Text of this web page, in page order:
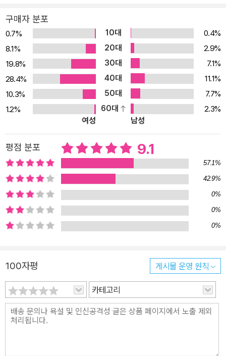
가, 힘겨운 내 삶에 누가 관심이나 있을까. 서로의 말을 들어주지 않고
내 말만 쏟아내는 요즘, SNS ‘좋아요’ 클릭 속에 사람과 사람 사이의
깊은 소통이 오가기란 불가능에 가깝다. 그런데도 사람들은 쉽게 편
을 가르고, 오해의 골은 깊어진다. 시를 읽는다는 것은 매우 개인적인
행위이나, 시를 함께 읽고 서로의 목소리를 들어주고 그 사이의 침묵
까지 귀를 기울일 때 나의 삶은, 당신의 삶은, 마침내 우리의 삶은 조
금 더 나아지지 않을까. 그것이 이 시대에 우리가 살아가는 태도이자
방식이었으면 싶다. 저자는 나아가 시를 잊지 않되, 시에 빠져 세상을
잊어서는 안 된다고 힘주어 말한다. 시를 통해 맑아진 우리 눈으로 다
시 시와 세상을 바라보아야 한다는 것. 책을 덮고 나면 삶을 위로하는
나직한 목소리가 남을 것이다. 힘들어도, 빠듯해도, 울고 싶어도 그래
도 함께 살아가 보지 않겠냐는. 시를 읽는 마음으로 타인의 목소리를
읽고, 시인의 마음으로 자신의 목소리를 읽는 것. 그리하여 서로의 목
소리를 회복해 주는 것, 그것이 이 시대에 우리가 살아가는 태도이자
방식이었으면 싶다. 목소리가 살아야 사람이 산다. 목소리는 곧 그 사
난 사람을 잊지 않기 위한 것이다. 하지만 이것은 언어적 수사에 불과
하다고 생각했다. 믿고 싶지만 과연 그럴 수 있을까. 시간이 아주 오래
걸리지 않을까. 터키 보드룸 해변 차가운 모래톱에 스러진 세 살배기
쿠르디, 피에 젖은 파리 테러의 희생자들, 꽃피지 못한 세월호의 아이
들… 사람이 떠나간 자리에 사람은 남아서 꽃으로 촛불로 마음을 모은
구매자 분포
0.7% 10대
0.4%
8.1%
20대
2.9%
19.8%
30대
7.1%
28.4%
40대
11.1%
10.3%
50대
7.7%
1.2%
60대
2.3%
여성
남성
평점 분포 9.1
57.1%
42.9%
0%
0%
0%
100자평 게시물 운영 원칙
카테고리